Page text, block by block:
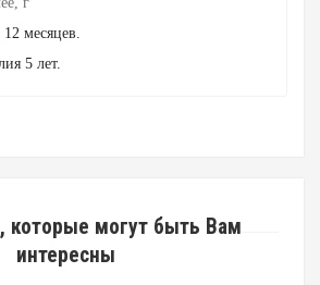
месяцев.
5 лет.
которые могут быть Вам
интересны